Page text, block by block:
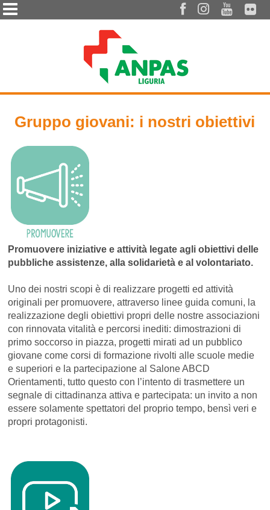
   
Gruppo giovani: i nostri obiettivi
Promuovere iniziative e attività legate agli obiettivi delle
pubbliche assistenze, alla solidarietà e al volontariato.
Uno dei nostri scopi è di realizzare progetti ed attività
originali per promuovere, attraverso linee guida comuni, la
realizzazione degli obiettivi propri delle nostre associazioni
con rinnovata vitalità e percorsi inediti: dimostrazioni di
primo soccorso in piazza, progetti mirati ad un pubblico
giovane come corsi di formazione rivolti alle scuole medie
e superiori e la partecipazione al Salone ABCD
Orientamenti, tutto questo con l’intento di trasmettere un
segnale di cittadinanza attiva e partecipata: un invito a non
essere solamente spettatori del proprio tempo, bensì veri e
propri protagonisti.